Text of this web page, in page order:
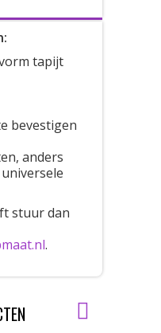
tapijt
bevestigen
anders
stuur dan
.